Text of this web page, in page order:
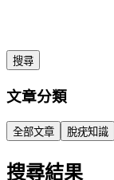
搜尋
文章分類
全部文章 脫疣知識
搜尋結果